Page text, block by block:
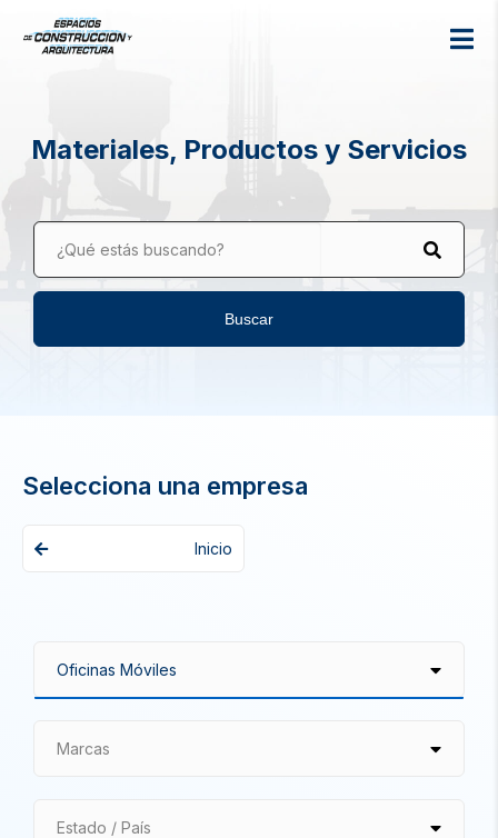
Materiales, Productos y Servicios
¿Qué estás buscando?
Buscar
Selecciona una empresa
Inicio
Marcas
Estado / País